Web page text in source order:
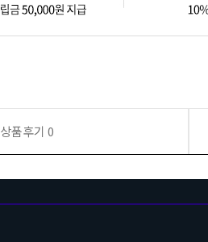
상품후기0